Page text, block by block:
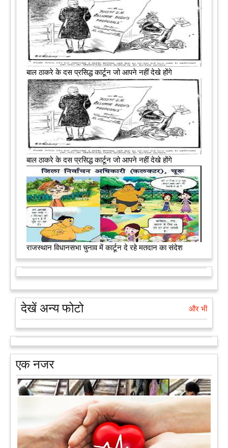
बाल ठाकरे के दस प्रसिद्ध कार्टून जो आपने नहीं देखे होंगे
बाल ठाकरे के दस प्रसिद्ध कार्टून जो आपने नहीं देखे होंगे
राजस्थान विधानसभा चुनाव में कार्टून दे रहे मतदान का संदेश
देखें अन्य फोटो और भी
एक नजर